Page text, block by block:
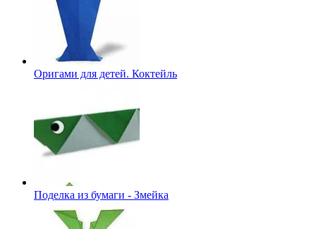
Оригами для детей. Коктейль
Поделка из бумаги - Змейка